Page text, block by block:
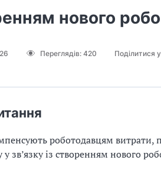
нового
Переглядів: 420 Поділитися у
роботодавцям витрати,
у зв’язку із створенням нового